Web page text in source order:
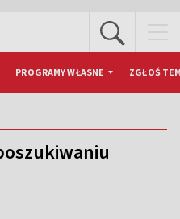
PROGRAMY WŁASNE ZGŁOŚ